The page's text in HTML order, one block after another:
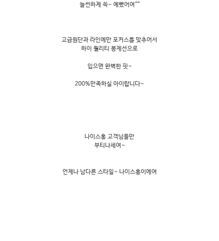
늘씬하게 쓱~ 예뻤어여^^
고급원단과 라인에만 포커스를 맞추어서
하이 퀄리티 봉제선으로
입으면 완벽한 핏~
200%만족하실 아이랍니다~
나이스홍 고객님들만
부티나세여~
언제나 남다른 스타일~ 나이스홍이에여